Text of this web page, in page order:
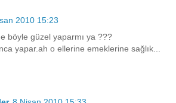
2010 15:23
böyle güzel yaparmı ya ???
yapar.ah o ellerine emeklerine sağlık...